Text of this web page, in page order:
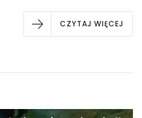
CZYTAJ WIĘCEJ